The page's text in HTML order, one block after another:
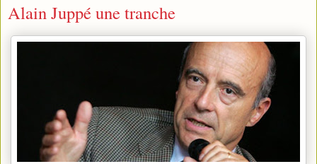
Alain Juppé une tranche